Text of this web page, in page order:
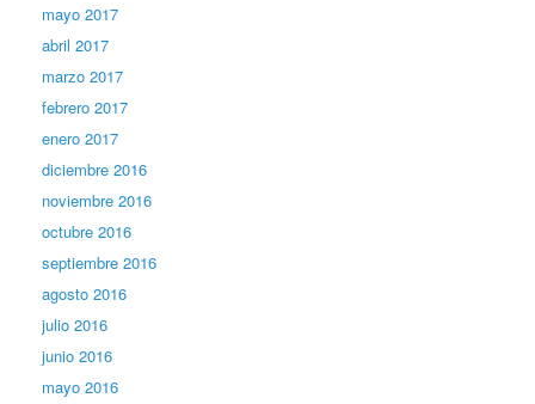
mayo 2017
abril 2017
marzo 2017
febrero 2017
enero 2017
diciembre 2016
noviembre 2016
octubre 2016
septiembre 2016
agosto 2016
julio 2016
junio 2016
mayo 2016